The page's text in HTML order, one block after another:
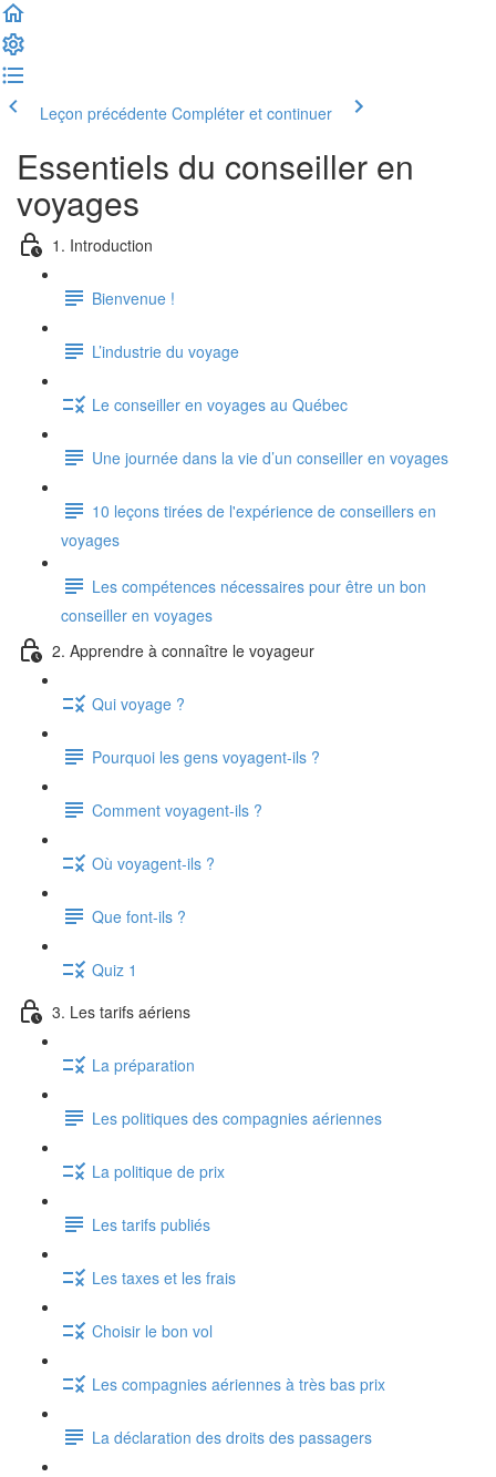
Leçon précédente Compléter et continuer
Essentiels du conseiller en
voyages
1. Introduction
Bienvenue !
L’industrie du voyage
Le conseiller en voyages au Québec
Une journée dans la vie d’un conseiller en voyages
10 leçons tirées de l'expérience de conseillers en
voyages
Les compétences nécessaires pour être un bon
conseiller en voyages
2. Apprendre à connaître le voyageur
Qui voyage ?
Pourquoi les gens voyagent-ils ?
Comment voyagent-ils ?
Où voyagent-ils ?
Que font-ils ?
Quiz 1
3. Les tarifs aériens
La préparation
Les politiques des compagnies aériennes
La politique de prix
Les tarifs publiés
Les taxes et les frais
Choisir le bon vol
Les compagnies aériennes à très bas prix
La déclaration des droits des passagers